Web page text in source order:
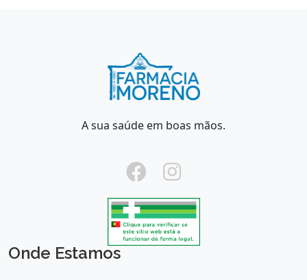
A sua saúde em boas mãos.
Onde Estamos